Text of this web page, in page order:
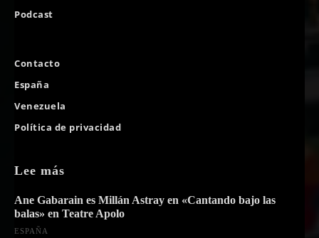
Podcast
Contacto
España
Venezuela
Política de privacidad
Lee más
Ane Gabarain es Millán Astray en «Cantando bajo las
balas» en Teatre Apolo
ESPAÑA